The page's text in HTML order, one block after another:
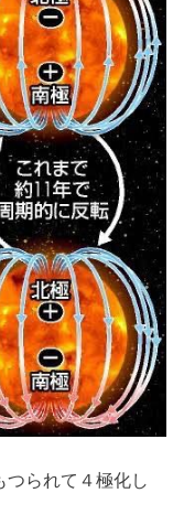
られて４極化し